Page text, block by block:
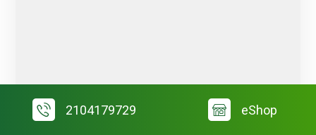
2104179729 eShop